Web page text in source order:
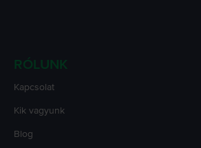
RÓLUNK
Kapcsolat
Kik vagyunk
Blog